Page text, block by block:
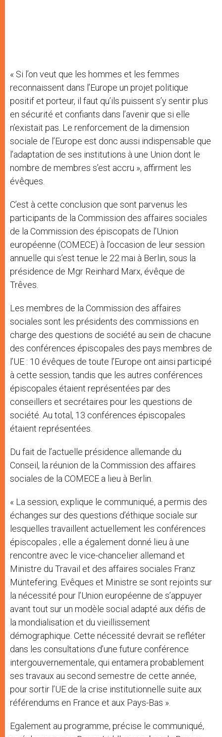
« Si l’on veut que les hommes et les femmes
reconnaissent dans l’Europe un projet politique
positif et porteur, il faut qu’ils puissent s’y sentir plus
en sécurité et confiants dans l’avenir que si elle
n’existait pas. Le renforcement de la dimension
sociale de l’Europe est donc aussi indispensable que
l’adaptation de ses institutions à une Union dont le
nombre de membres s’est accru », affirment les
évêques.
C’est à cette conclusion que sont parvenus les
participants de la Commission des affaires sociales
de la Commission des épiscopats de l’Union
européenne (COMECE) à l’occasion de leur session
annuelle qui s’est tenue le 22 mai à Berlin, sous la
présidence de Mgr Reinhard Marx, évêque de
Trêves.
Les membres de la Commission des affaires
sociales sont les présidents des commissions en
charge des questions de société au sein de chacune
des conférences épiscopales des pays membres de
l’UE : 10 évêques de toute l’Europe ont ainsi participé
à cette session, tandis que les autres conférences
épiscopales étaient représentées par des
conseillers et secrétaires pour les questions de
société. Au total, 13 conférences épiscopales
étaient représentées.
Du fait de l’actuelle présidence allemande du
Conseil, la réunion de la Commission des affaires
sociales de la COMECE a lieu à Berlin.
« La session, explique le communiqué, a permis des
échanges sur des questions d’éthique sociale sur
lesquelles travaillent actuellement les conférences
épiscopales ; elle a également donné lieu à une
rencontre avec le vice-chancelier allemand et
Ministre du Travail et des affaires sociales Franz
Müntefering. Evêques et Ministre se sont rejoints sur
la nécessité pour l’Union européenne de s’appuyer
avant tout sur un modèle social adapté aux défis de
la mondialisation et du vieillissement
démographique. Cette nécessité devrait se refléter
dans les consultations d’une future conférence
intergouvernementale, qui entamera probablement
ses travaux au second semestre de cette année,
pour sortir l’UE de la crise institutionnelle suite aux
référendums en France et aux Pays-Bas ».
Egalement au programme, précise le communiqué,